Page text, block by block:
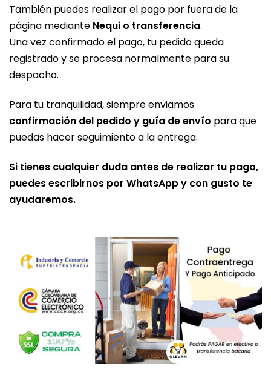
También puedes realizar el pago por fuera de la
página mediante Nequi o transferencia.
Una vez confirmado el pago, tu pedido queda
registrado y se procesa normalmente para su
despacho.
Para tu tranquilidad, siempre enviamos
confirmación del pedido y guía de envío para que
puedas hacer seguimiento a la entrega.
Si tienes cualquier duda antes de realizar tu pago,
puedes escribirnos por WhatsApp y con gusto te
ayudaremos.